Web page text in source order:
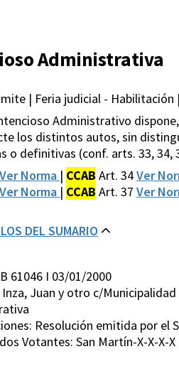
Administrativa
| Feria judicial - Habilitación |
Administrativo
los distintos autos, sin
o definitivas (conf. arts. 33, 34,
Ver Norma | CCAB Art. 34Ver
Ver Norma | CCAB Art. 37 Ver
DEL SUMARIO
61046 I 03/01/2000
Inza, Juan y otro c/
Resolución emitida por el
Votantes: San Martín-X-X-X-X